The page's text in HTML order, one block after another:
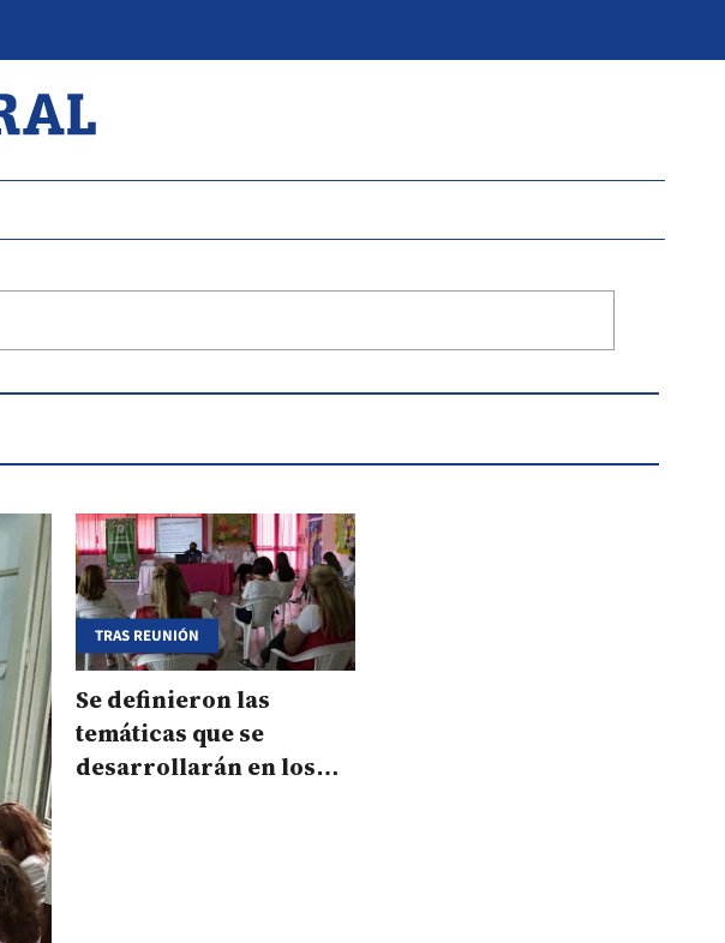
TRAS REUNIÓN
Se definieron las
temáticas que se
desarrollarán en los